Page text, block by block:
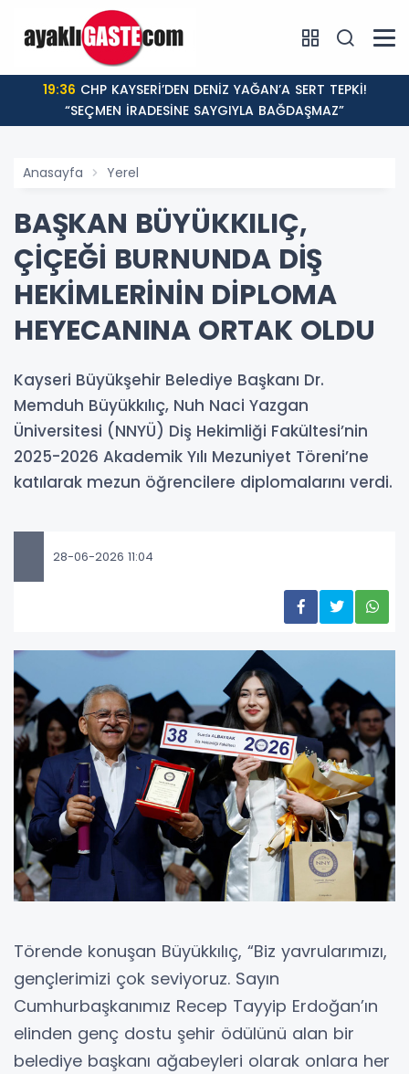
19:36
“SEÇMEN İRADESİNE SAYGIYLA BAĞDAŞMAZ”
Anasayfa Yerel
BAŞKAN BÜYÜKKILIÇ,
ÇİÇEĞİ BURNUNDA DİŞ
HEKİMLERİNİN DİPLOMA
HEYECANINA ORTAK OLDU
Kayseri Büyükşehir Belediye Başkanı Dr.
Memduh Büyükkılıç, Nuh Naci Yazgan
Üniversitesi (NNYÜ) Diş Hekimliği Fakültesi’nin
2025-2026 Akademik Yılı Mezuniyet Töreni’ne
katılarak mezun öğrencilere diplomalarını verdi.
28-06-2026 11:04
Törende konuşan Büyükkılıç, “Biz yavrularımızı,
gençlerimizi çok seviyoruz. Sayın
Cumhurbaşkanımız Recep Tayyip Erdoğan’ın
elinden genç dostu şehir ödülünü alan bir
belediye başkanı ağabeyleri olarak onlara her